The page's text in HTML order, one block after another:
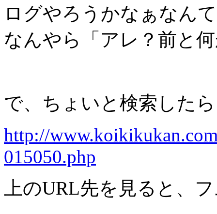
ログやろうかなぁなん
なんやら「アレ？前と
で、ちょいと検索した
http://
015050.php
上のURL先を見ると、